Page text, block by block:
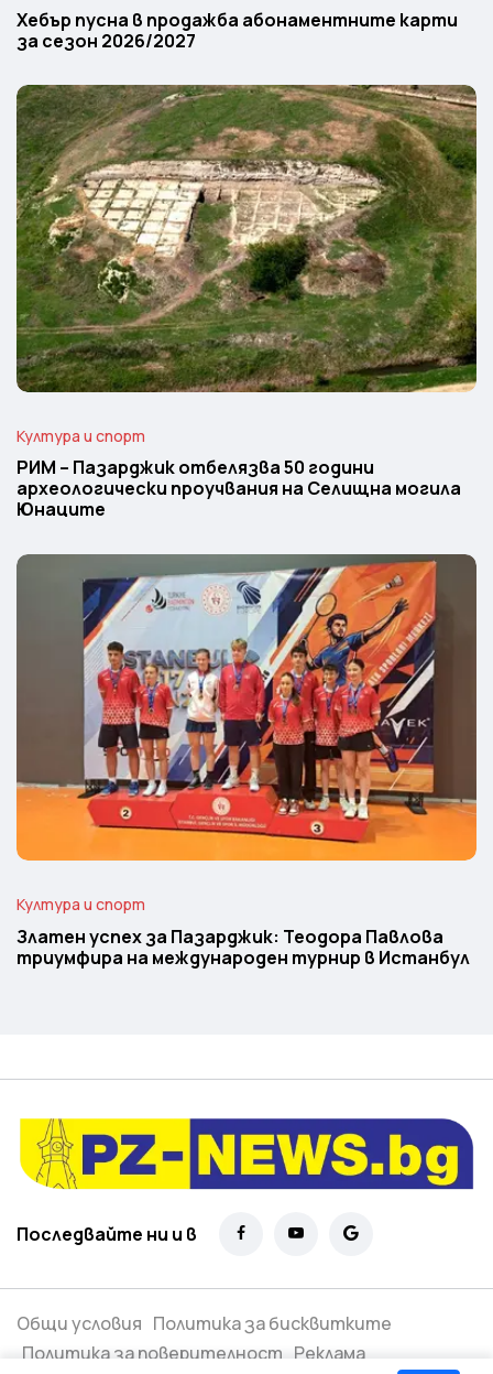
Хебър пусна в продажба абонаментните карти
за сезон 2026/2027
Култура и спорт
РИМ – Пазарджик отбелязва 50 години
археологически проучвания на Селищна могила
Юнаците
Култура и спорт
Златен успех за Пазарджик: Теодора Павлова
триумфира на международен турнир в Истанбул
Последвайте ни и в
Общи условия Политика за бисквитките
Политика за поверителност Реклама